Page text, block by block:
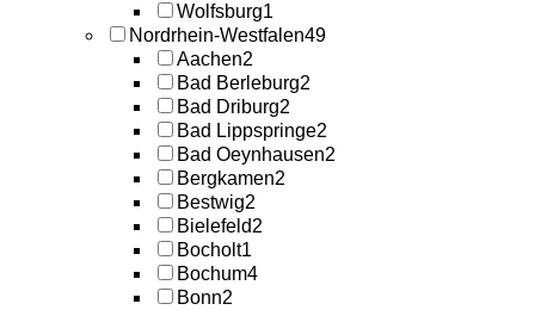
Wolfsburg1
Nordrhein-Westfalen49
Aachen2
Bad Berleburg2
Bad Driburg2
Bad Lippspringe2
Bad Oeynhausen2
Bergkamen2
Bestwig2
Bielefeld2
Bocholt1
Bochum4
Bonn2